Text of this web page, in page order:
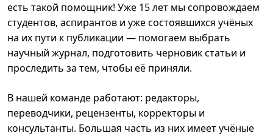
есть такой помощник! Уже 15 лет мы сопровождаем
студентов, аспирантов и уже состоявшихся учёных
на их пути к публикации — помогаем выбрать
научный журнал, подготовить черновик статьи и
проследить за тем, чтобы её приняли.
В нашей команде работают: редакторы,
переводчики, рецензенты, корректоры и
консультанты. Большая часть из них имеет учёные